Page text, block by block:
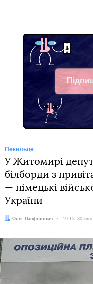
Пекельце
У Житомирі
білборди з
— німецькі
України
Автор:
Олег Панфілович Дата:
19:15, 30